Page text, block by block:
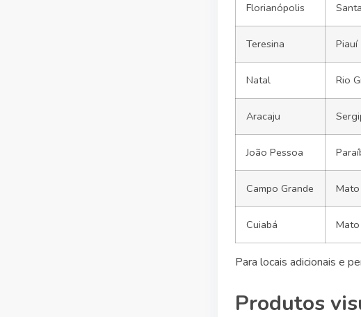
Florianópolis
Teresina Piauí
Natal Rio
Aracaju
João Pessoa
Campo Grande
Cuiabá
Para locais adicionais e
Produtos